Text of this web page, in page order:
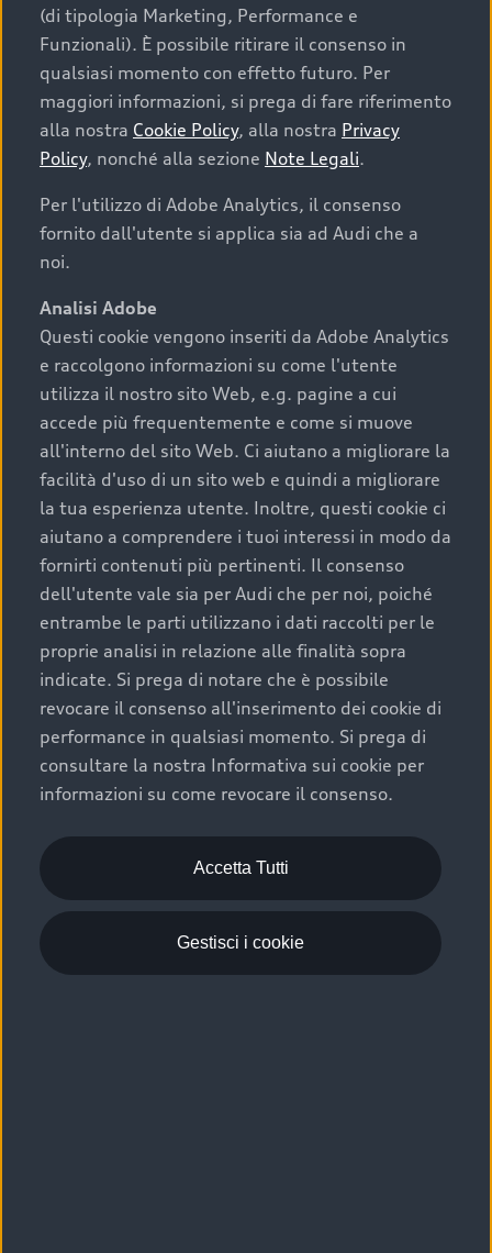
Cosa sapere prima di
acquistare la tua prossima
auto
I requisiti fondamentali da considerare prima di
acquistare un’auto usata, oltre al prezzo e all'aspetto,
chilometraggio: un valore contenuto corrisponde a
uno stato migliore del veicolo e a una maggiore
durata nel tempo;
cronologia dei tagliandi: una documentazione
completa della vettura certifica una manutenzione
costante e accurata;
condizioni della carrozzeria e degli interni: una
buona conservazione evidenzia cura e attenzione del
precedente proprietario;
efficienza meccanica: motore, trasmissione e
componenti principali in ottimo stato garantiscono
prestazioni affidabili e sicure.
Acquistare un’auto usata in una Concessionaria ufficiale
Audi che offre l’usato garantito tramite Audi Prima
Scelta :plus, significa affidarsi ad un prodotto che viene
sottoposto a 110 controlli approfonditi e coperto da
garanzia fino a 4 anni per una maggiore tutela del tuo
acquisto.
(di tipologia Marketing, Performance e
Funzionali). È possibile ritirare il consenso in
qualsiasi momento con effetto futuro. Per
maggiori informazioni, si prega di fare riferimento
alla nostra Cookie Policy, alla nostra Privacy
Policy, nonché alla sezione Note Legali.
Per l'utilizzo di Adobe Analytics, il consenso
fornito dall'utente si applica sia ad Audi che a
noi.
Analisi Adobe
Questi cookie vengono inseriti da Adobe Analytics
e raccolgono informazioni su come l'utente
utilizza il nostro sito Web, e.g. pagine a cui
accede più frequentemente e come si muove
all'interno del sito Web. Ci aiutano a migliorare la
facilità d'uso di un sito web e quindi a migliorare
la tua esperienza utente. Inoltre, questi cookie ci
aiutano a comprendere i tuoi interessi in modo da
fornirti contenuti più pertinenti. Il consenso
dell'utente vale sia per Audi che per noi, poiché
entrambe le parti utilizzano i dati raccolti per le
proprie analisi in relazione alle finalità sopra
indicate. Si prega di notare che è possibile
revocare il consenso all'inserimento dei cookie di
performance in qualsiasi momento. Si prega di
consultare la nostra Informativa sui cookie per
informazioni su come revocare il consenso.
Accetta Tutti
Gestisci i cookie